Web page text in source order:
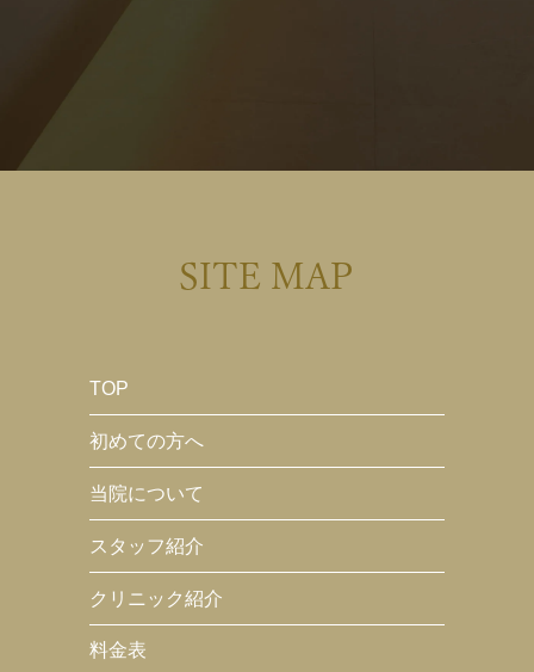
SITE MAP
TOP
初めての方へ
当院について
スタッフ紹介
クリニック紹介
料金表